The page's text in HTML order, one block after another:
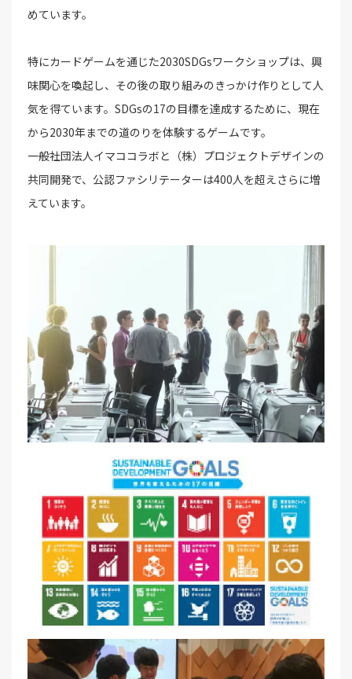
めています。
特にカードゲームを通じた2030SDGsワークショップは、興
味関心を喚起し、その後の取り組みのきっかけ作りとして人
気を得ています。SDGsの17の目標を達成するために、現在
から2030年までの道のりを体験するゲームです。
一般社団法人イマココラボと（株）プロジェクトデザインの
共同開発で、公認ファシリテーターは400人を超えさらに増
えています。